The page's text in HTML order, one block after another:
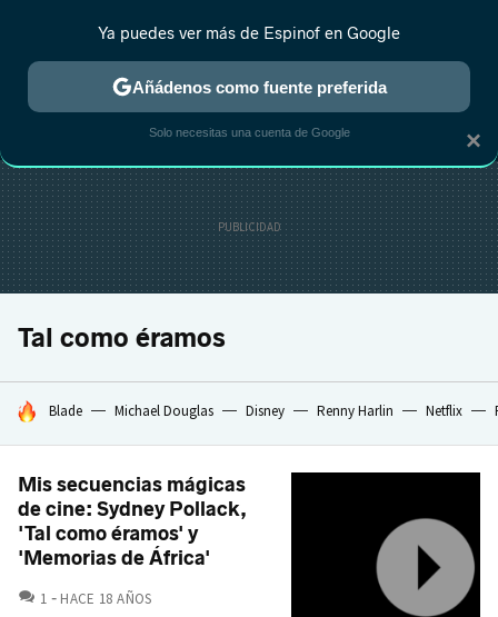
MENÚ NUEVO
ESTRENOS REALITY ANIME RANKINGS CINE
Tal como éramos
HOY SE HABLA DE
Blade Michael Douglas Disney Renny Harlin Netflix
Mis secuencias mágicas
de cine: Sydney Pollack,
'Tal como éramos' y
'Memorias de África'
1 COMENTARIOS
HACE 18 AÑOS
×
Ya puedes ver más de Espinof en Google
Añádenos como fuente preferida
Solo necesitas una cuenta de Google